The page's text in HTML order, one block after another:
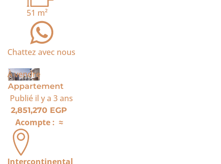
51 m²
Chattez avec nous
À vendre
Appartement
Publié il y a 3 ans
2,851,270 EGP
Acompte : ≈
Intercontinental